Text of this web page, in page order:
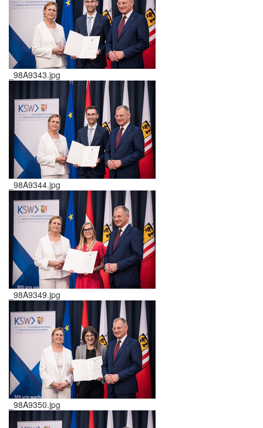
_98A9343.jpg
_98A9344.jpg
_98A9349.jpg
_98A9350.jpg